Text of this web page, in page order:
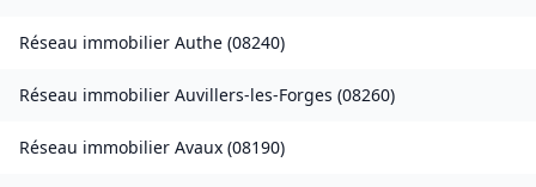
Réseau immobilier Authe (08240)
Réseau immobilier Auvillers-les-Forges (08260)
Réseau immobilier Avaux (08190)